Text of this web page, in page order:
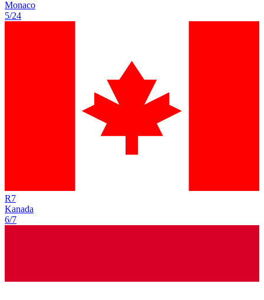
Monaco
5/24
R7
Kanada
6/7